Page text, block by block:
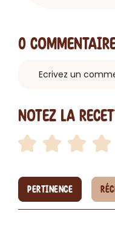
0
Notez la
PERTINENCE